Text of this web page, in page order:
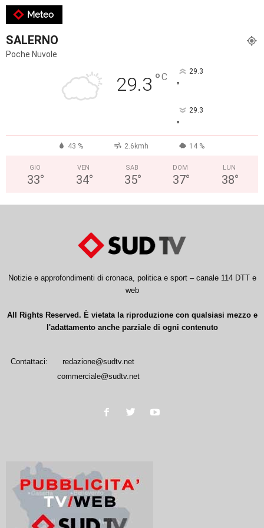
Meteo
SALERNO
Poche Nuvole
29.3 °C 29.3
°
29.3
°
43 % 2.6kmh 14 %
GIO
33°
VEN
34°
SAB
35°
DOM
37°
LUN
38°
Notizie e approfondimenti di cronaca, politica e sport – canale 114 DTT e
web
All Rights Reserved. È vietata la riproduzione con qualsiasi mezzo e
l'adattamento anche parziale di ogni contenuto
Contattaci:
redazione@sudtv.net
commerciale@sudtv.net